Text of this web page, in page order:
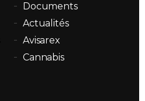
Documents
Actualités
Avisarex
Cannabis